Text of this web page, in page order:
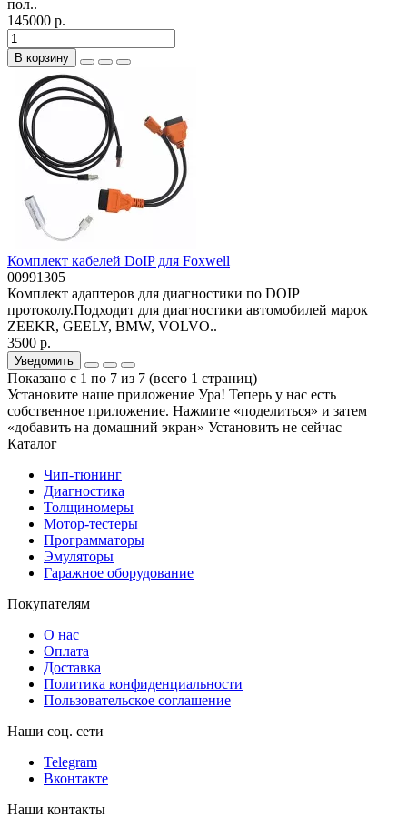
пол..
145000 р.
В корзину
Комплект кабелей DoIP для Foxwell
00991305
Комплект адаптеров для диагностики по DOIP
протоколу.Подходит для диагностики автомобилей марок
ZEEKR, GEELY, BMW, VOLVO..
3500 р.
Уведомить
Показано с 1 по 7 из 7 (всего 1 страниц)
Установите наше приложение Ура! Теперь у нас есть
собственное приложение. Нажмите «поделиться» и затем
«добавить на домашний экран» Установить не сейчас
Каталог
Чип-тюнинг
Диагностика
Толщиномеры
Мотор-тестеры
Программаторы
Эмуляторы
Гаражное оборудование
Покупателям
О нас
Оплата
Доставка
Политика конфиденциальности
Пользовательское соглашение
Наши соц. сети
Telegram
Вконтакте
Наши контакты